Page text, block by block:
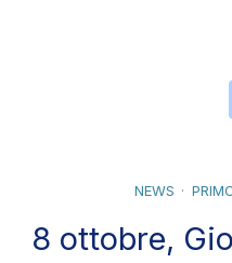
NEWS
8 ottobre,